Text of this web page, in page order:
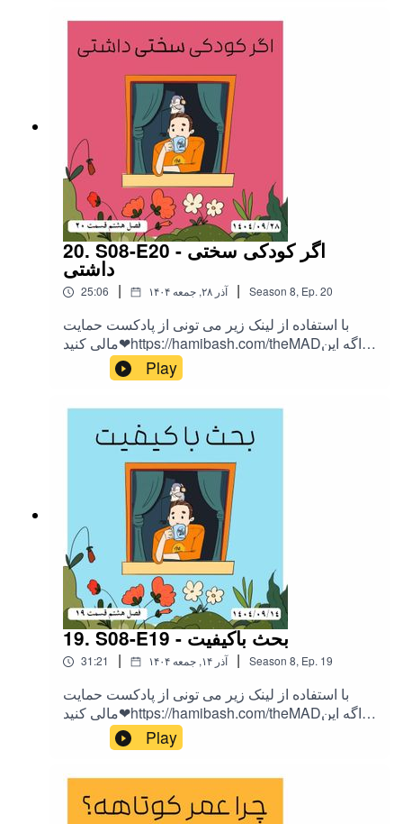
ها اینجاست!اهنگ های متن :دوری از من - فرهاد
مدرس AIthe MAD - تمومه وقت
20. S08-E20 - اگر کودکی سختی
داشتی
25:06 | ۱۴۰۴ آذر ۲۸, جمعه | Season 8, Ep. 20
با استفاده از لینک زیر می تونی از پادکست حمایت
مالی کنید❤https://hamibash.com/theMADاگه این
اپیزود رو دوست داشتین به اشتراک بزارید،
Play
19. S08-E19 - بحث باکیفیت
31:21 | ۱۴۰۴ آذر ۱۴, جمعه | Season 8, Ep. 19
با استفاده از لینک زیر می تونی از پادکست حمایت
مالی کنید❤https://hamibash.com/theMADاگه این
اپیزود رو دوست داشتین به اشتراک بزارید،
AD-castTelegram : @theMadPodcastهمه ی لینک
Play